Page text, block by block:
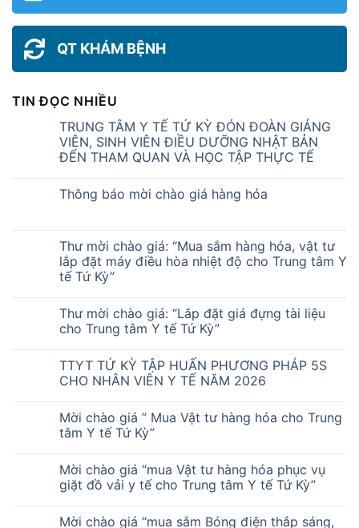
QT KHÁM BỆNH
TIN ĐỌC NHIỀU
TRUNG TÂM Y TẾ TỨ KỲ ĐÓN ĐOÀN GIẢNG
VIÊN, SINH VIÊN ĐIỀU DƯỠNG NHẬT BẢN
ĐẾN THAM QUAN VÀ HỌC TẬP THỰC TẾ
Thông báo mời chào giá hàng hóa
Thư mời chào giá: “Mua sắm hàng hóa, vật tư
lắp đặt máy điều hòa nhiệt độ cho Trung tâm Y
tế Tứ Kỳ”
Thư mời chào giá: “Lắp đặt giá đựng tài liệu
cho Trung tâm Y tế Tứ Kỳ”
TTYT TỨ KỲ TẬP HUẤN PHƯƠNG PHÁP 5S
CHO NHÂN VIÊN Y TẾ NĂM 2026
Mời chào giá ” Mua Vật tư hàng hóa cho Trung
tâm Y tế Tứ Kỳ”
Mời chào giá “mua Vật tư hàng hóa phục vụ
giặt đồ vải y tế cho Trung tâm Y tế Tứ Kỳ”
Mời chào giá “mua sắm Bóng điện thắp sáng,